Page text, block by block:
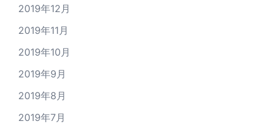
2019年12月
2019年11月
2019年10月
2019年9月
2019年8月
2019年7月